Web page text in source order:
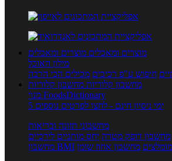
מוצרים ומאכלים מוצרים ומאכלים
מילון האוכל
חיפוש ע"פ רכיבים מכילים הכי הרבה
מחשבון קלוריות מחשבון קלוריות
מנוי FoodsDictionary
5 ימי ניסיון חינם - לחצו לפרטים נוספים
מחשבוני תזונה ובריאות
מחשבון דופק מטרה יחס מותניים לירכיים
מחשבון BMI מחשבון אחוז שומן